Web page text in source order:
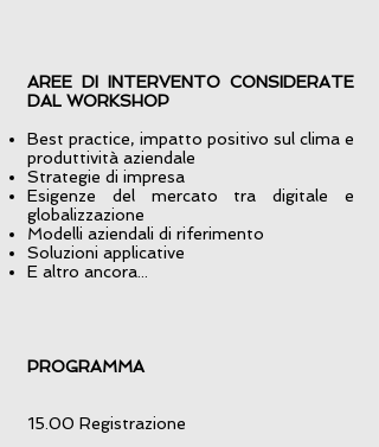
AREE DI INTERVENTO CONSIDERATE
DAL WORKSHOP
Best practice, impatto positivo sul clima e
produttività aziendale
Strategie di impresa
Esigenze del mercato tra digitale e
globalizzazione
Modelli aziendali di riferimento
Soluzioni applicative
E altro ancora...
PROGRAMMA
15.00 Registrazione